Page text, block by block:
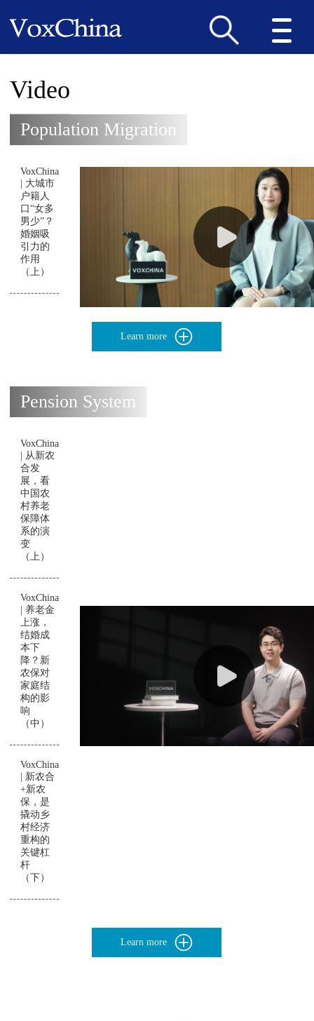
Video
Population Migration
VoxChina
| 大城市
户籍人
口“女多
男少”？
婚姻吸
引力的
作用
（上）
Learn more
Pension System
VoxChina
| 从新农
合发
展，看
中国农
村养老
保障体
系的演
变
（上）
VoxChina
| 养老金
上涨，
结婚成
本下
降？新
农保对
家庭结
构的影
响
（中）
VoxChina
| 新农合
+新农
保，是
撬动乡
村经济
重构的
关键杠
杆
（下）
Learn more